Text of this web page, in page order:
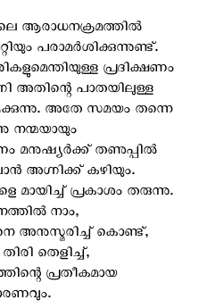
ആരാധനക്രമത്തിൽ
പരാമർശിക്കുന്നുണ്ട്.
പ്രദിക്ഷണം
അതിന്റെ പാതയിലുള്ള
അതേ സമയം തന്നെ
നന്മയായും
മനുഷ്യർക്ക്‌ തണുപ്പിൽ
അഗ്നിക്ക് കഴിയും.
പ്രകാശം തരുന്നു.
നാം,
അനുസ്മരിച്ച് കൊണ്ട്,
തെളിച്ച്,
പ്രതീകമായ